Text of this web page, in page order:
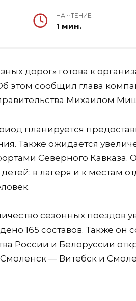
НА ЧТЕНИЕ
1 мин.
дорог» готова к
этом сообщил глава
Михаилом
планируется
Также ожидается
Северного Кавказа.
в лагеря и к местам
сезонных поездов
165 составов. Также он
России и Белоруссии
— Витебск и